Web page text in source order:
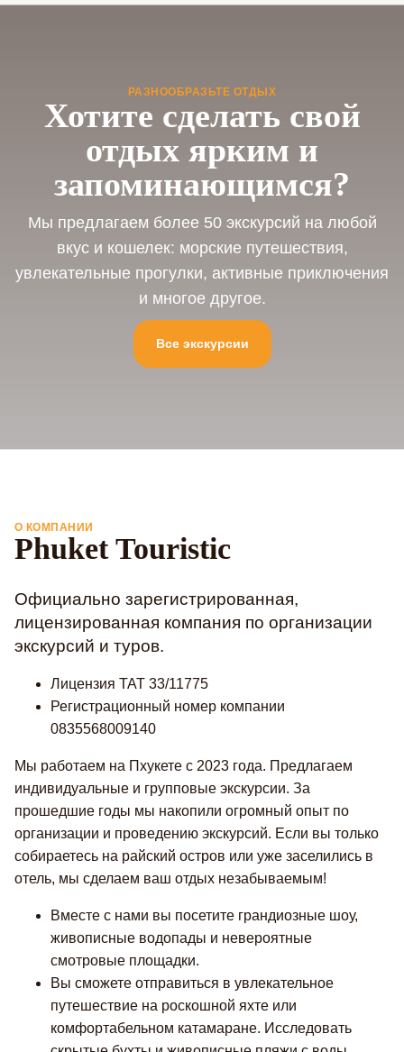
РАЗНООБРАЗЬТЕ ОТДЫХ
Хотите сделать свой
отдых ярким и
запоминающимся?
Мы предлагаем более 50 экскурсий на любой
вкус и кошелек: морские путешествия,
увлекательные прогулки, активные приключения
и многое другое.
Все экскурсии
О КОМПАНИИ
Phuket Touristic
Официально зарегистрированная,
лицензированная компания по организации
экскурсий и туров.
Лицензия TAT 33/11775
Регистрационный номер компании
0835568009140
Мы работаем на Пхукете с 2023 года. Предлагаем
индивидуальные и групповые экскурсии. За
прошедшие годы мы накопили огромный опыт по
организации и проведению экскурсий. Если вы только
собираетесь на райский остров или уже заселились в
отель, мы сделаем ваш отдых незабываемым!
Вместе с нами вы посетите грандиозные шоу,
живописные водопады и невероятные
смотровые площадки.
Вы сможете отправиться в увлекательное
путешествие на роскошной яхте или
комфортабельном катамаране. Исследовать